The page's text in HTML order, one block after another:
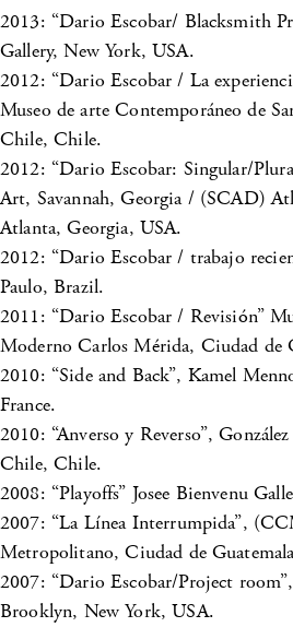
2013: “Dario Escobar/ Blacksmith
Gallery, New York, USA.
2012: “Dario Escobar / La
Museo de arte Contemporáneo de
Chile, Chile.
2012: “Dario Escobar: Singular/
Art, Savannah, Georgia / (SCAD)
Atlanta, Georgia, USA.
2012: “Dario Escobar / trabajo
Paulo, Brazil.
2011: “Dario Escobar / Revisión”
Moderno Carlos Mérida, Ciudad de
2010: “Side and Back”, Kamel
France.
2010: “Anverso y Reverso”,
Chile, Chile.
2008: “Playoffs” Josee Bienvenu
2007: “La Línea Interrumpida”,
Metropolitano, Ciudad de
2007: “Dario Escobar/Project
Brooklyn, New York, USA.